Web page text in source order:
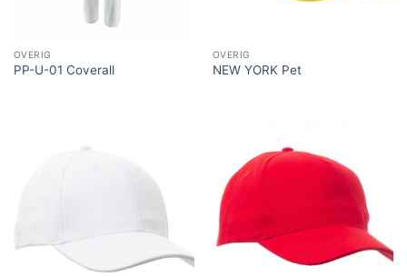
OVERIG
PP-U-01 Coverall
OVERIG
NEW YORK Pet